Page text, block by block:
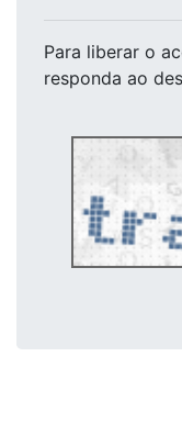
Para liberar o
responda ao